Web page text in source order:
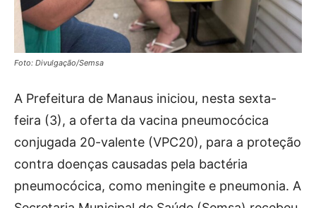
Foto: Divulgação/Semsa
A Prefeitura de Manaus iniciou, nesta sexta-
feira (3), a oferta da vacina pneumocócica
conjugada 20-valente (VPC20), para a proteção
contra doenças causadas pela bactéria
pneumocócica, como meningite e pneumonia. A